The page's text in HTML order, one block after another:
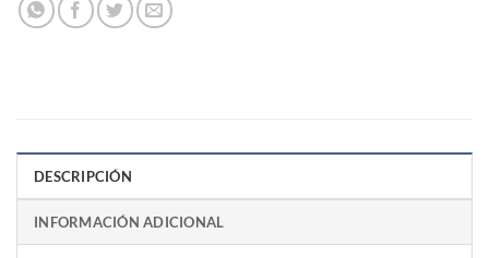
DESCRIPCIÓN
INFORMACIÓN ADICIONAL